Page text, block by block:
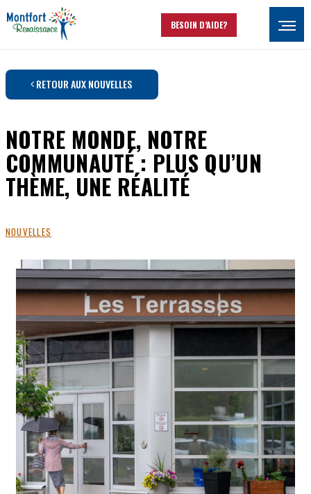
Aller au contenu principal
BESOIN D’AIDE?
RETOUR AUX NOUVELLES
NOTRE MONDE, NOTRE
COMMUNAUTÉ : PLUS QU’UN
THÈME, UNE RÉALITÉ
NOUVELLES